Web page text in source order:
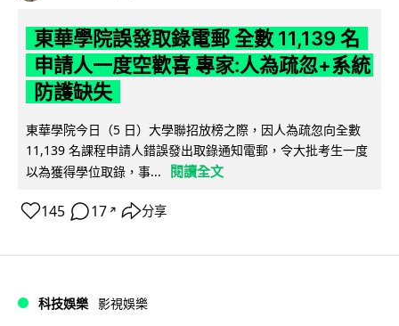
東華學院誤發取錄電郵 全數 11,139 名
申請人一度空歡喜 專家:人為疏忽+系統
防護缺失
東華學院今日（5 日）大學聯招放榜之際，因人為疏忽向全數
11,139 名課程申請人錯誤發出取錄通知電郵，令大批考生一度
以為獲得學位取錄，事...
閱讀全文
145 17 ↗ 分享
科技娛樂 影視娛樂